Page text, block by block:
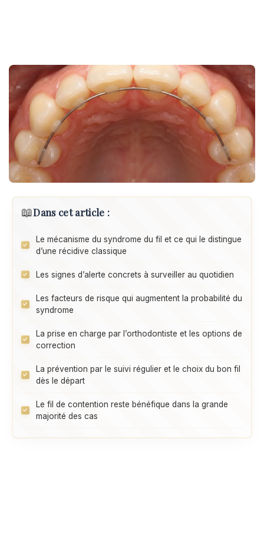
📖Dans cet article :
Le mécanisme du syndrome du fil et ce qui le distingue
d’une récidive classique
Les signes d’alerte concrets à surveiller au quotidien
Les facteurs de risque qui augmentent la probabilité du
syndrome
La prise en charge par l’orthodontiste et les options de
correction
La prévention par le suivi régulier et le choix du bon fil
dès le départ
Le fil de contention reste bénéfique dans la grande
majorité des cas